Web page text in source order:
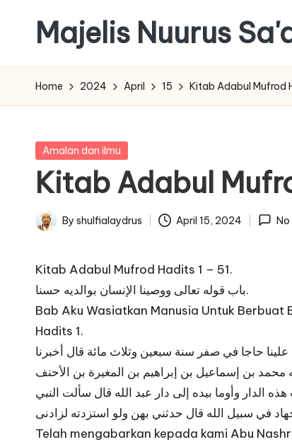
content
Majelis Nuurus
Nuurus
Sa'aadah
Home 2024 April 15 Kitab Adabul Mufrod
Posted
Amalan dan ilmu
Kitab Adabul
Posted
By shulfialaydrus April 15, 2024
Kitab Adabul Mufrod Hadits 1 – 51.
باب قوله تعالى ووصينا الإنسان بوالديه حسنا.
Bab Aku Wasiatkan Manusia Untuk Berbuat
Hadits 1.
حاجا في صفر سنة سبعين وثلاث مائة قال أخبرنا
محمد بن إسماعيل بن إبراهيم بن المغيرة بن الأحنف
الدار وأوما بيده إلى دار عبد الله قال سألت النبي
في سبيل الله قال حدثني بهن ولو استزدته لزادنى
Telah mengabarkan kepada kami Abu